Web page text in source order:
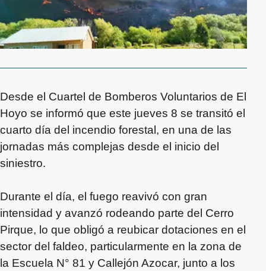
Desde el Cuartel de Bomberos Voluntarios de El
Hoyo se informó que este jueves 8 se transitó el
cuarto día del incendio forestal, en una de las
jornadas más complejas desde el inicio del
siniestro.
Durante el día, el fuego reavivó con gran
intensidad y avanzó rodeando parte del Cerro
Pirque, lo que obligó a reubicar dotaciones en el
sector del faldeo, particularmente en la zona de
la Escuela N° 81 y Callejón Azocar, junto a los